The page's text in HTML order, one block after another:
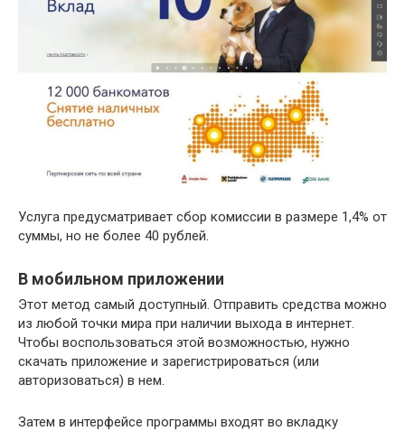
Услуга предусматривает сбор комиссии в размере 1,4% от
суммы, но не более 40 рублей.
В мобильном приложении
Этот метод самый доступный. Отправить средства можно
из любой точки мира при наличии выхода в интернет.
Чтобы воспользоваться этой возможностью, нужно
скачать приложение и зарегистрироваться (или
авторизоваться) в нем.
Затем в интерфейсе программы входят во вкладку